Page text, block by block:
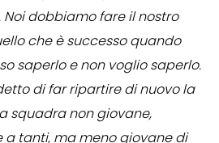
Noi dobbiamo fare il nostro
che è successo quando
saperlo e non voglio saperlo.
di far ripartire di nuovo la
squadra non giovane,
tanti, ma meno giovane di